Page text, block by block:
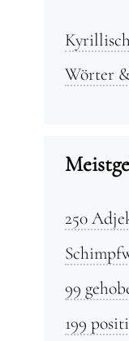
Wörter
250
99
199